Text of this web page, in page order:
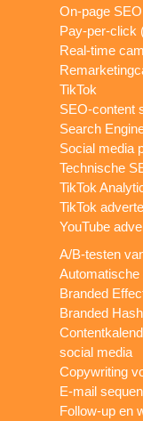
On-page
Pay-per-click
Real-time
TikTok
SEO-content
Search
Social media
Technische
TikTok
TikTok
YouTube
A/B-testen
Automatische
Branded
Branded
social media
Copywriting
E-mail
Follow-up en